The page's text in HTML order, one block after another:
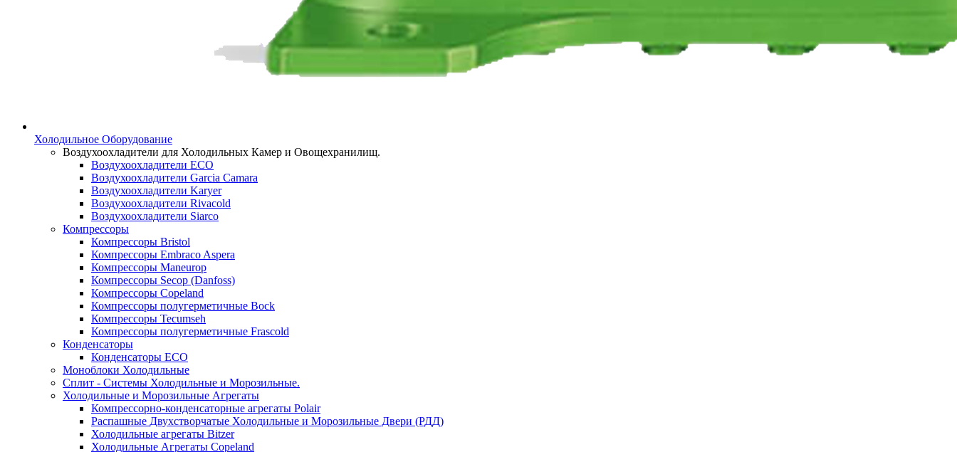
Холодильное Оборудование
Воздухоохладители для Холодильных Камер и Овощехранилищ.
Воздухоохладители ECO
Воздухоохладители Garcia Camara
Воздухоохладители Karyer
Воздухоохладители Rivacold
Воздухоохладители Siarco
Компрессоры
Компрессоры Bristol
Компрессоры Embraco Aspera
Компрессоры Maneurop
Компрессоры Secop (Danfoss)
Компрессоры Copeland
Компрессоры полугерметичные Bock
Компрессоры Tecumseh
Компрессоры полугерметичные Frascold
Конденсаторы
Конденсаторы ECO
Моноблоки Холодильные
Сплит - Системы Холодильные и Морозильные.
Холодильные и Морозильные Агрегаты
Компрессорно-конденсаторные агрегаты Polair
Распашные Двухстворчатые Холодильные и Морозильные Двери (РДД)
Холодильные агрегаты Bitzer
Холодильные Агрегаты Copeland